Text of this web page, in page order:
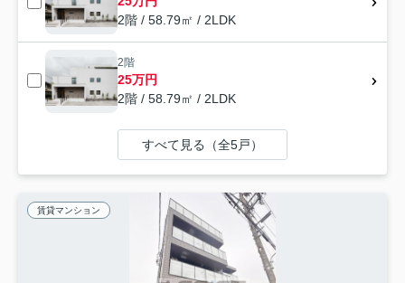
2階 / 58.79㎡ / 2LDK
2階
25万円
2階 / 58.79㎡ / 2LDK
すべて見る（全5戸）
賃貸マンション